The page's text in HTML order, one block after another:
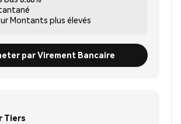
Montants plus élevés
par Virement Bancaire
Tiers